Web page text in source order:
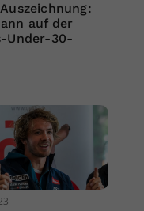
auf der
Under-30-